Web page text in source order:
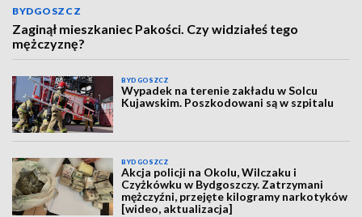
BYDGOSZCZ
Zaginął mieszkaniec Pakości. Czy widziałeś tego
mężczyznę?
BYDGOSZCZ
Wypadek na terenie zakładu w Solcu
Kujawskim. Poszkodowani są w szpitalu
BYDGOSZCZ
Akcja policji na Okolu, Wilczaku i
Czyżkówku w Bydgoszczy. Zatrzymani
mężczyźni, przejęte kilogramy narkotyków
[wideo, aktualizacja]